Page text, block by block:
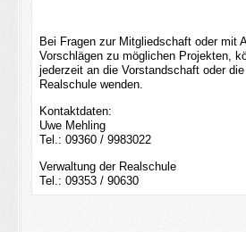
Bei Fragen zur Mitgliedschaft oder mit
Vorschlägen zu möglichen Projekten,
jederzeit an die Vorstandschaft oder
Realschule wenden.
Kontaktdaten:
Uwe Mehling
Tel.: 09360 / 9983022
Verwaltung der Realschule
Tel.: 09353 / 90630